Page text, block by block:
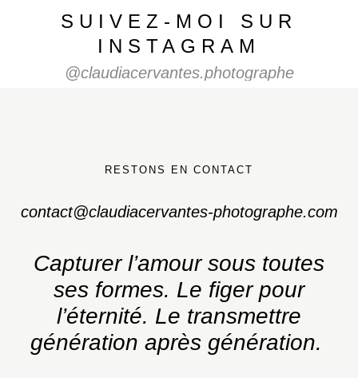
SUIVEZ-MOI SUR
INSTAGRAM
@claudiacervantes.photographe
RESTONS EN CONTACT
contact@claudiacervantes-photographe.com
Capturer l’amour sous toutes
ses formes. Le figer pour
l’éternité. Le transmettre
génération après génération.